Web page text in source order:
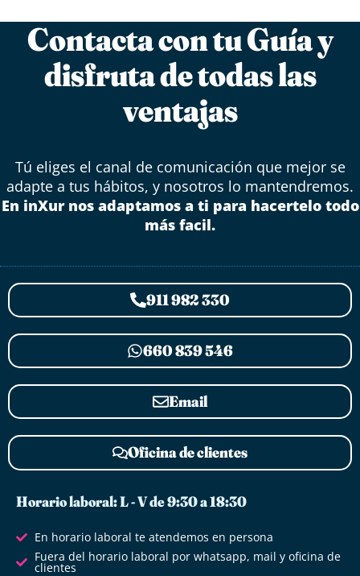
Contacta con tu Guía y
disfruta de todas las
ventajas
Tú eliges el canal de comunicación que mejor se
adapte a tus hábitos, y nosotros lo mantendremos.
En inXur nos adaptamos a ti para hacertelo todo
más facil.
911 982 330
660 839 546
Email
Oficina de clientes
Horario laboral: L - V de 9:30 a 18:30
En horario laboral te atendemos en persona
Fuera del horario laboral por whatsapp, mail y oficina de
clientes